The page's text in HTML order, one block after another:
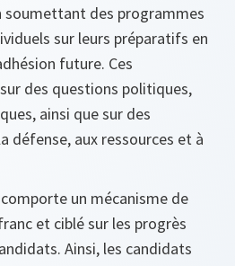
soumettant des programmes
sur leurs préparatifs en
future. Ces
des questions politiques,
ainsi que sur des
défense, aux ressources et à
un mécanisme de
et ciblé sur les progrès
Ainsi, les candidats